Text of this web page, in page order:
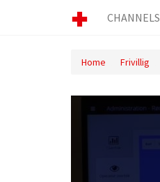
CHANNELS
Home Frivillig